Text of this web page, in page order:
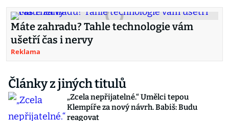
Máte zahradu? Tahle technologie vám
ušetří čas i nervy
Reklama
Články z jiných titulů
„Zcela nepřijatelné.“ Umělci tepou
Klempíře za nový návrh. Babiš: Budu
reagovat